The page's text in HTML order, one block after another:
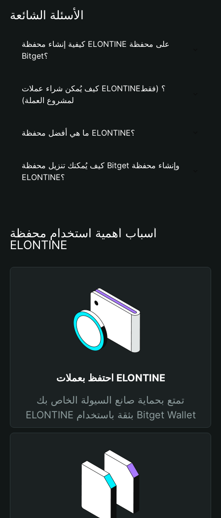
الأسئلة الشائعة
كيفية إنشاء محفظة ELONTINE على محفظة
Bitget؟
كيف يُمكن شراء عملات ELONTINE؟ (فقط
لمشروع العملة)
ما هي أفضل محفظة ELONTINE؟
كيف يُمكنك تنزيل محفظة Bitget وإنشاء محفظة
ELONTINE؟
أسباب أهمية استخدام محفظة
ELONTINE
احتفظ بعملات ELONTINE
تمتع بحماية صانع السيولة الخاص بك
ELONTINE بثقة باستخدام Bitget Wallet